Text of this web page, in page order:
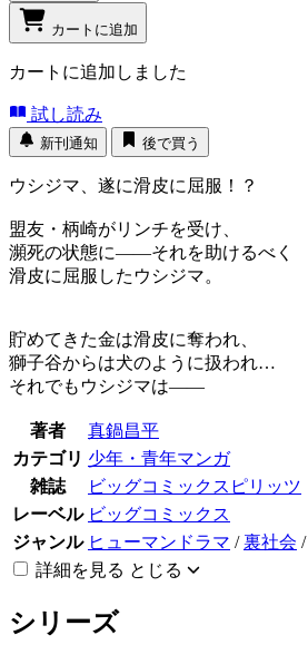
カートに追加
カートに追加しました
試し読み
新刊通知 後で買う
ウシジマ、遂に滑皮に屈服！？
盟友・柄崎がリンチを受け、
瀕死の状態に――それを助けるべく
滑皮に屈服したウシジマ。
貯めてきた金は滑皮に奪われ、
獅子谷からは犬のように扱われ…
それでもウシジマは――
著者
真鍋昌平
カテゴリ 少年・青年マンガ
雑誌
ビッグコミックスピリッツ
レーベル ビッグコミックス
ジャンル ヒューマンドラマ /裏社会 /
詳細を見る とじる
シリーズ